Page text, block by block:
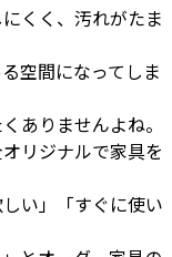
くく、汚れがたま
空間になってしま
ありませんよね。
リジナルで家具を
い」「すぐに使い